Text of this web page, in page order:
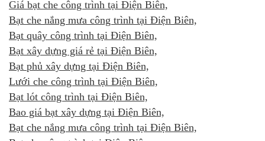
Giá bạt che công trình tại Điện Biên,
Bạt che nắng mưa công trình tại Điện Biên,
Bạt quây công trình tại Điện Biên,
Bạt xây dựng giá rẻ tại Điện Biên,
Bạt phủ xây dựng tại Điện Biên,
Lưới che công trình tại Điện Biên,
Bạt lót công trình tại Điện Biên,
Bao giá bạt xây dựng tại Điện Biên,
Bạt che nắng mưa công trình tại Điện Biên,